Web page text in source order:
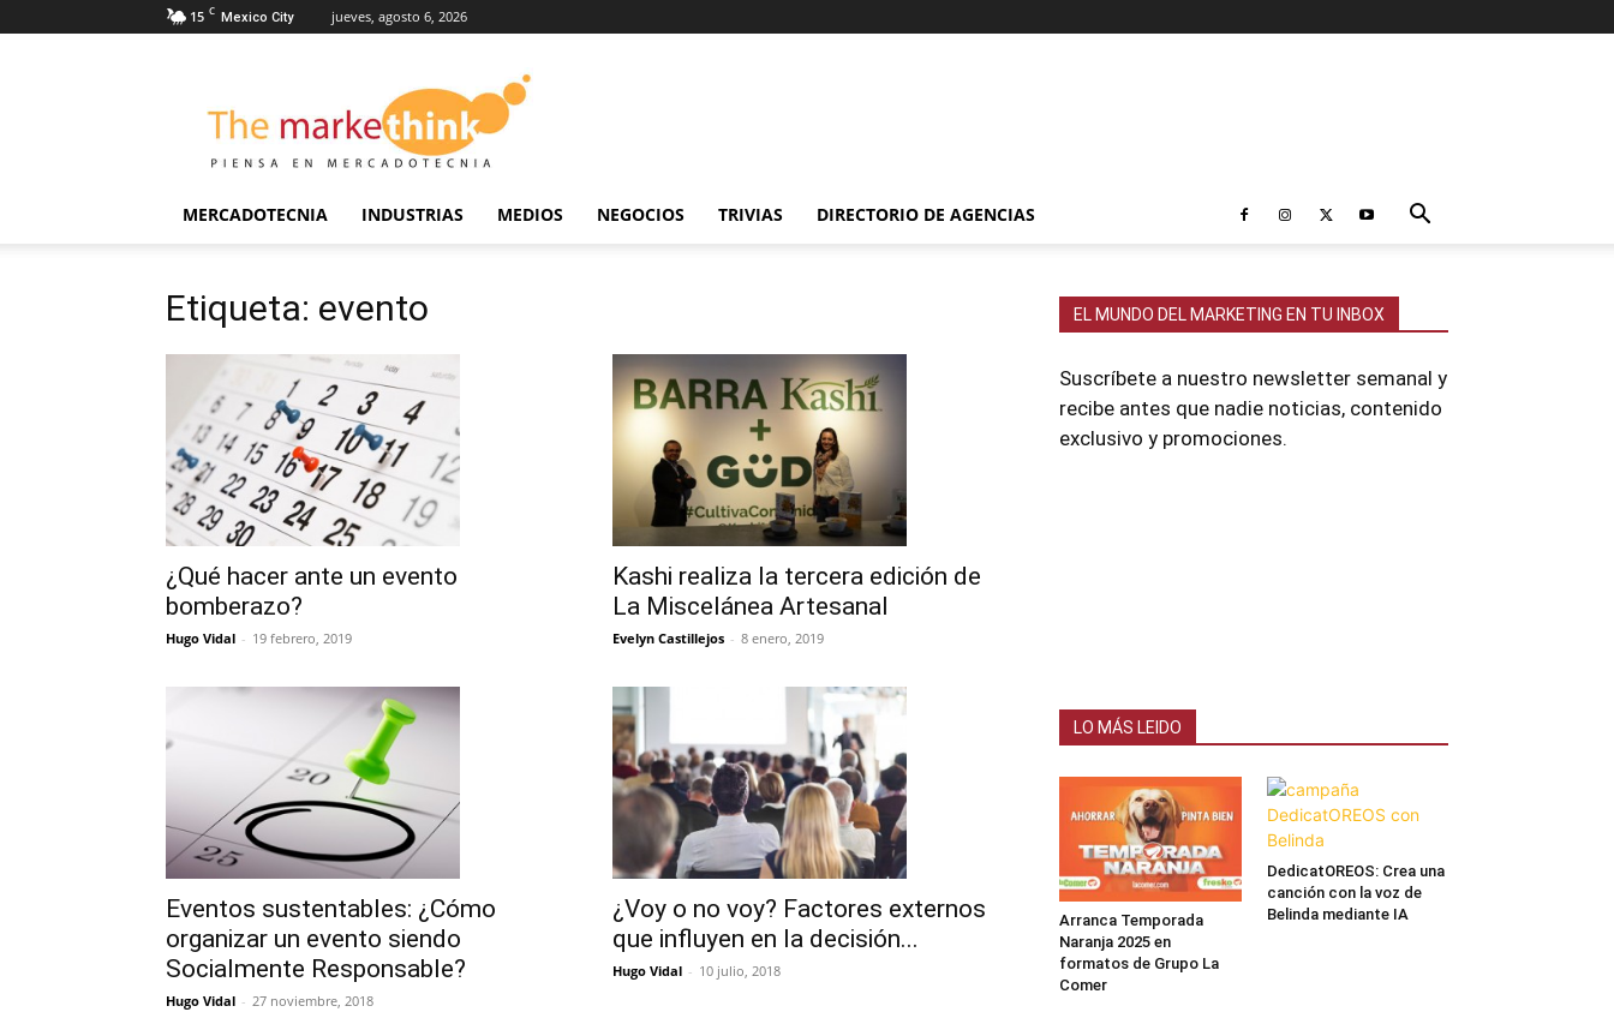
15 C Mexico City jueves, agosto 6, 2026
Markethink
MERCADOTECNIA INDUSTRIAS MEDIOS NEGOCIOS TRIVIAS DIRECTORIO DE AGENCIAS
Etiqueta: evento
¿Qué hacer ante un evento
bomberazo?
Hugo Vidal - 19 febrero, 2019
Kashi realiza la tercera edición de
La Miscelánea Artesanal
Evelyn Castillejos - 8 enero, 2019
Eventos sustentables: ¿Cómo
organizar un evento siendo
Socialmente Responsable?
Hugo Vidal - 27 noviembre, 2018
¿Voy o no voy? Factores externos
que influyen en la decisión...
Hugo Vidal - 10 julio, 2018
EL MUNDO DEL MARKETING EN TU INBOX
Suscríbete a nuestro newsletter semanal y
recibe antes que nadie noticias, contenido
exclusivo y promociones.
LO MÁS LEIDO
Arranca Temporada
Naranja 2025 en
formatos de Grupo La
Comer
DedicatOREOS: Crea una
canción con la voz de
Belinda mediante IA